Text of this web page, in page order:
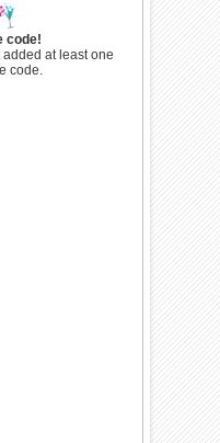
code!
at least one
code.